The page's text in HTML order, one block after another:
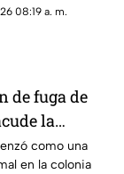
08:19 a. m.
de fuga de
la
Granjas
como una
en la colonia